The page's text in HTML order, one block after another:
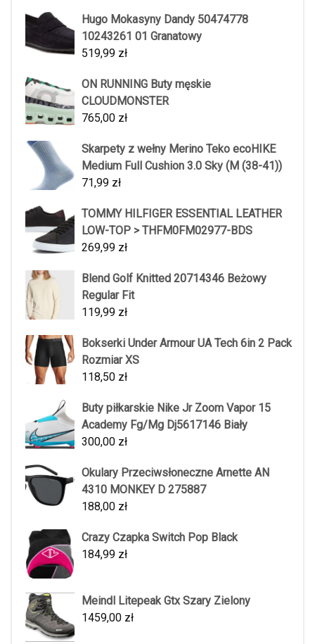
Hugo Mokasyny Dandy 50474778
10243261 01 Granatowy
519,99 zł
ON RUNNING Buty męskie
CLOUDMONSTER
765,00 zł
Skarpety z wełny Merino Teko ecoHIKE
Medium Full Cushion 3.0 Sky (M (38-41))
71,99 zł
TOMMY HILFIGER ESSENTIAL LEATHER
LOW-TOP > THFM0FM02977-BDS
269,99 zł
Blend Golf Knitted 20714346 Beżowy
Regular Fit
119,99 zł
Bokserki Under Armour UA Tech 6in 2 Pack
Rozmiar XS
118,50 zł
Buty piłkarskie Nike Jr Zoom Vapor 15
Academy Fg/Mg Dj5617146 Biały
300,00 zł
Okulary Przeciwsłoneczne Arnette AN
4310 MONKEY D 275887
188,00 zł
Crazy Czapka Switch Pop Black
184,99 zł
Meindl Litepeak Gtx Szary Zielony
1459,00 zł